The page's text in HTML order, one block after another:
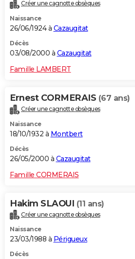
Créer une cagnotte obsèques
Naissance
26/06/1924 à Cazaugitat
Décès
03/08/2000 à Cazaugitat
Famille LAMBERT
Ernest CORMERAIS (67 ans)
Créer une cagnotte obsèques
Naissance
18/10/1932 à Montbert
Décès
26/05/2000 à Cazaugitat
Famille CORMERAIS
Hakim SLAOUI (11 ans)
Créer une cagnotte obsèques
Naissance
23/03/1988 à Périgueux
Décès